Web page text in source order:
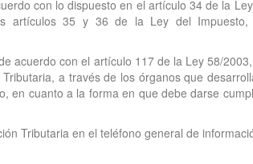
con lo dispuesto en el artículo 34 de la
artículos 35 y 36 de la Ley del Impuesto,
acuerdo con el artículo 117 de la Ley 58/
a través de los órganos que
en cuanto a la forma en que debe darse
Tributaria en el teléfono general de